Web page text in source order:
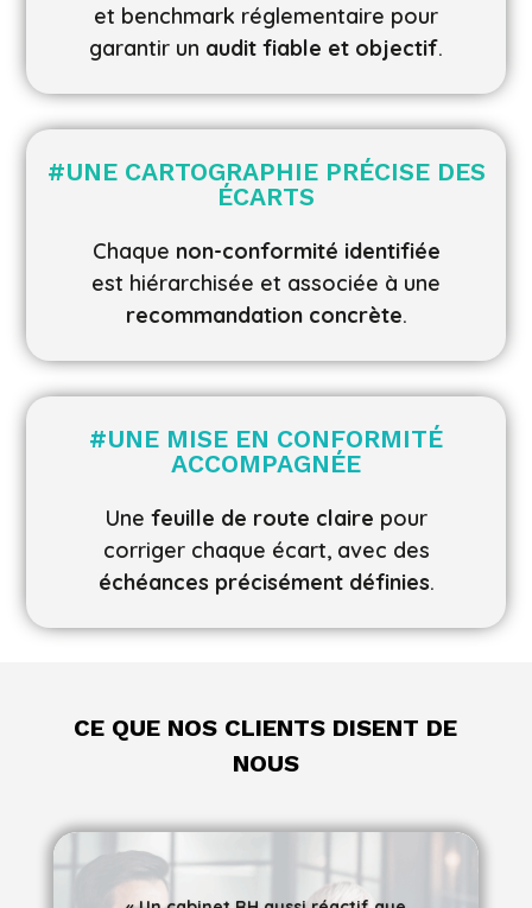
et benchmark réglementaire pour
garantir un audit fiable et objectif.
#UNE CARTOGRAPHIE PRÉCISE DES
ÉCARTS
Chaque non-conformité identifiée
est hiérarchisée et associée à une
recommandation concrète.
#UNE MISE EN CONFORMITÉ
ACCOMPAGNÉE
Une feuille de route claire pour
corriger chaque écart, avec des
échéances précisément définies.
CE QUE NOS CLIENTS DISENT DE
NOUS